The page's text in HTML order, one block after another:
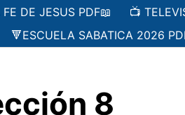
DE JESUS PDF📖
📺
🔻ESCUELA SABATICA 2026
8